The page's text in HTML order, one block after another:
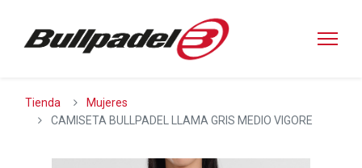
Tienda
Mujeres
CAMISETA BULLPADEL LLAMA GRIS MEDIO VIGORE